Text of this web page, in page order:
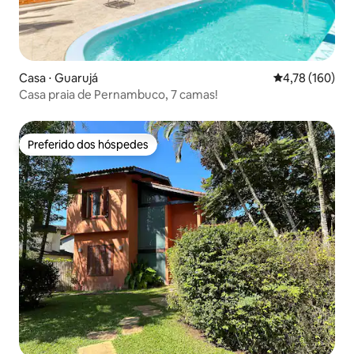
Casa ⋅ Guarujá 4,78 de uma
4,78 (160)
Casa praia de Pernambuco, 7 camas!
Preferido dos hóspedes
Preferido dos hóspedes